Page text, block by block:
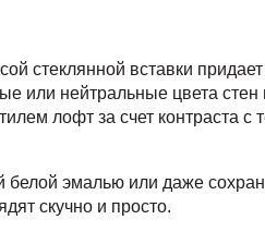
стеклянной вставки придает
или нейтральные цвета
лофт за счет контраста
эмалью или даже
скучно и просто.